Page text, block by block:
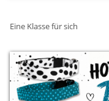
Eine Klasse für sich